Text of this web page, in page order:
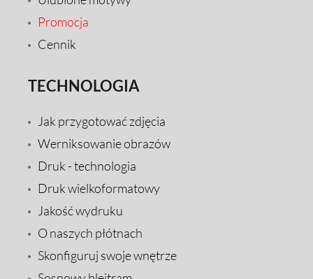
Promocja
Cennik
TECHNOLOGIA
Jak przygotować zdjęcia
Werniksowanie obrazów
Druk - technologia
Druk wielkoformatowy
Jakość wydruku
O naszych płótnach
Skonfiguruj swoje wnętrze